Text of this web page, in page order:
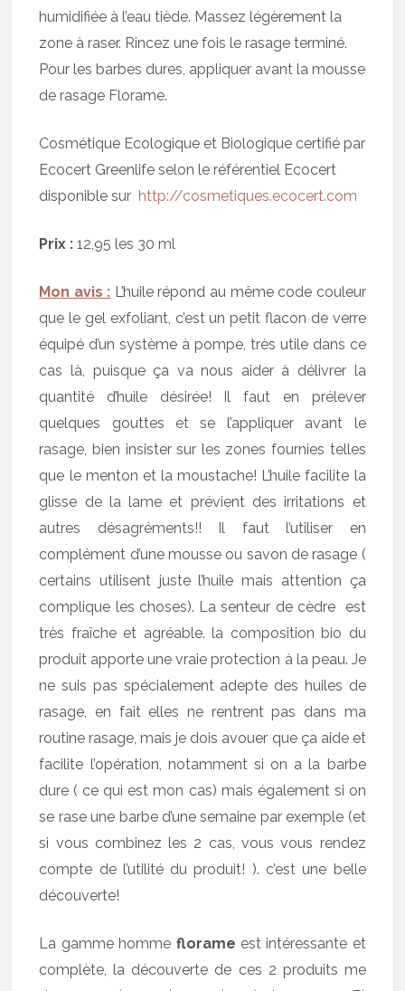
humidifiée à l’eau tiède. Massez légèrement la
zone à raser. Rincez une fois le rasage terminé.
Pour les barbes dures, appliquer avant la mousse
de rasage Florame.
Cosmétique Ecologique et Biologique certifié par
Ecocert Greenlife selon le référentiel Ecocert
disponible sur http://cosmetiques.ecocert.com
Prix : 12,95 les 30 ml
Mon avis : L’huile répond au même code couleur
que le gel exfoliant, c’est un petit flacon de verre
équipé d’un système à pompe, très utile dans ce
cas là, puisque ça va nous aider à délivrer la
quantité d’huile désirée! Il faut en prélever
quelques gouttes et se l’appliquer avant le
rasage, bien insister sur les zones fournies telles
que le menton et la moustache! L’huile facilite la
glisse de la lame et prévient des irritations et
autres désagréments!! Il faut l’utiliser en
complément d’une mousse ou savon de rasage (
certains utilisent juste l’huile mais attention ça
complique les choses). La senteur de cèdre est
très fraîche et agréable. la composition bio du
produit apporte une vraie protection à la peau. Je
ne suis pas spécialement adepte des huiles de
rasage, en fait elles ne rentrent pas dans ma
routine rasage, mais je dois avouer que ça aide et
facilite l’opération, notamment si on a la barbe
dure ( ce qui est mon cas) mais également si on
se rase une barbe d’une semaine par exemple (et
si vous combinez les 2 cas, vous vous rendez
compte de l’utilité du produit! ). c’est une belle
découverte!
La gamme homme florame est intéressante et
complète, la découverte de ces 2 produits me